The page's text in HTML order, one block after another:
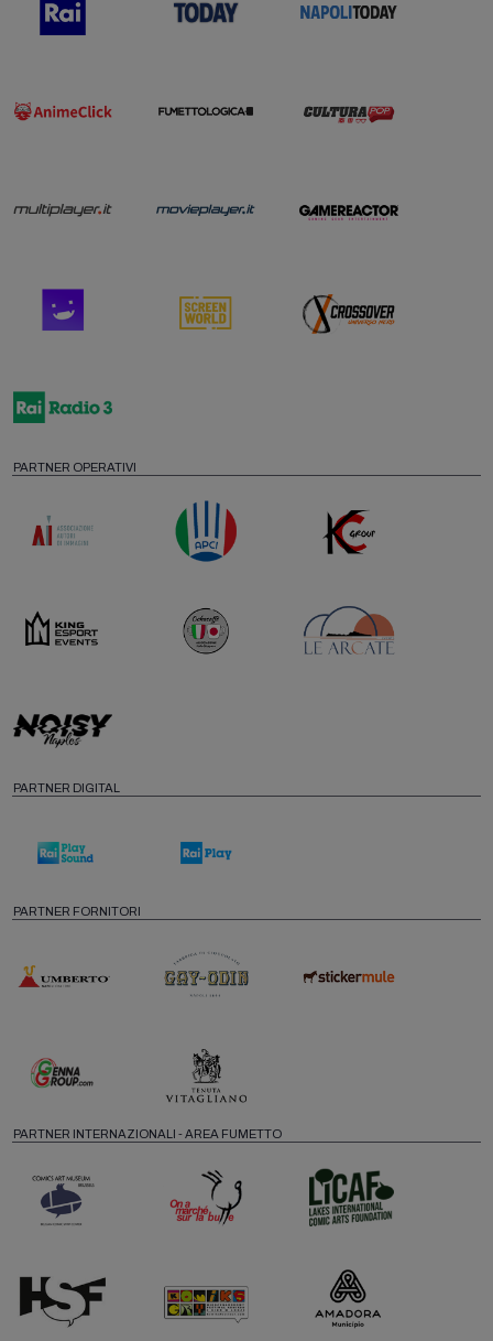
PARTNER OPERATIVI
PARTNER DIGITAL
PARTNER FORNITORI
PARTNER INTERNAZIONALI - AREA FUMETTO